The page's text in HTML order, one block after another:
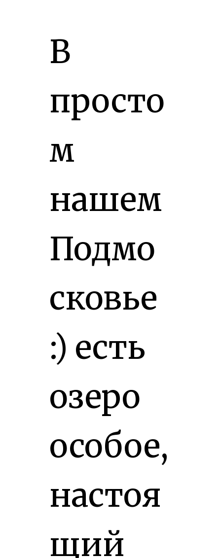
В
просто
м
нашем
Подмо
сковье
:) есть
озеро
особое,
настоя
щий